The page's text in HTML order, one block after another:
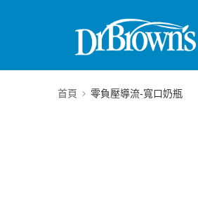
首頁 零負壓導流-寬口奶瓶